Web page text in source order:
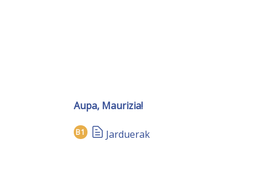
Aupa, Maurizia!
B1 Jarduerak